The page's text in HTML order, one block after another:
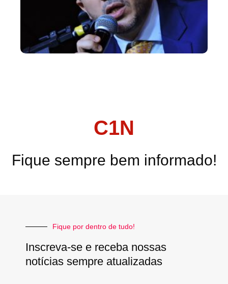
C1N
Fique sempre bem informado!
Fique por dentro de tudo!
Inscreva-se e receba nossas
notícias sempre atualizadas